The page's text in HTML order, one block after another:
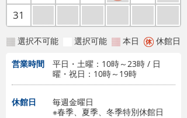
31
選択不可能 選択可能 本日 休館日
営業時間
平日・土曜：10時～23時 / 日
曜・祝日：10時～19時
休館日
毎週金曜日
※春季、夏季、冬季特別休館日